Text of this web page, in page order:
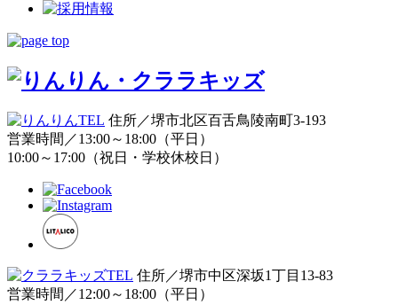
住所／堺市北区百舌鳥陵南町3-193
営業時間／13:00～18:00（平日）
10:00～17:00（祝日・学校休校日）
住所／堺市中区深坂1丁目13-83
営業時間／12:00～18:00（平日）